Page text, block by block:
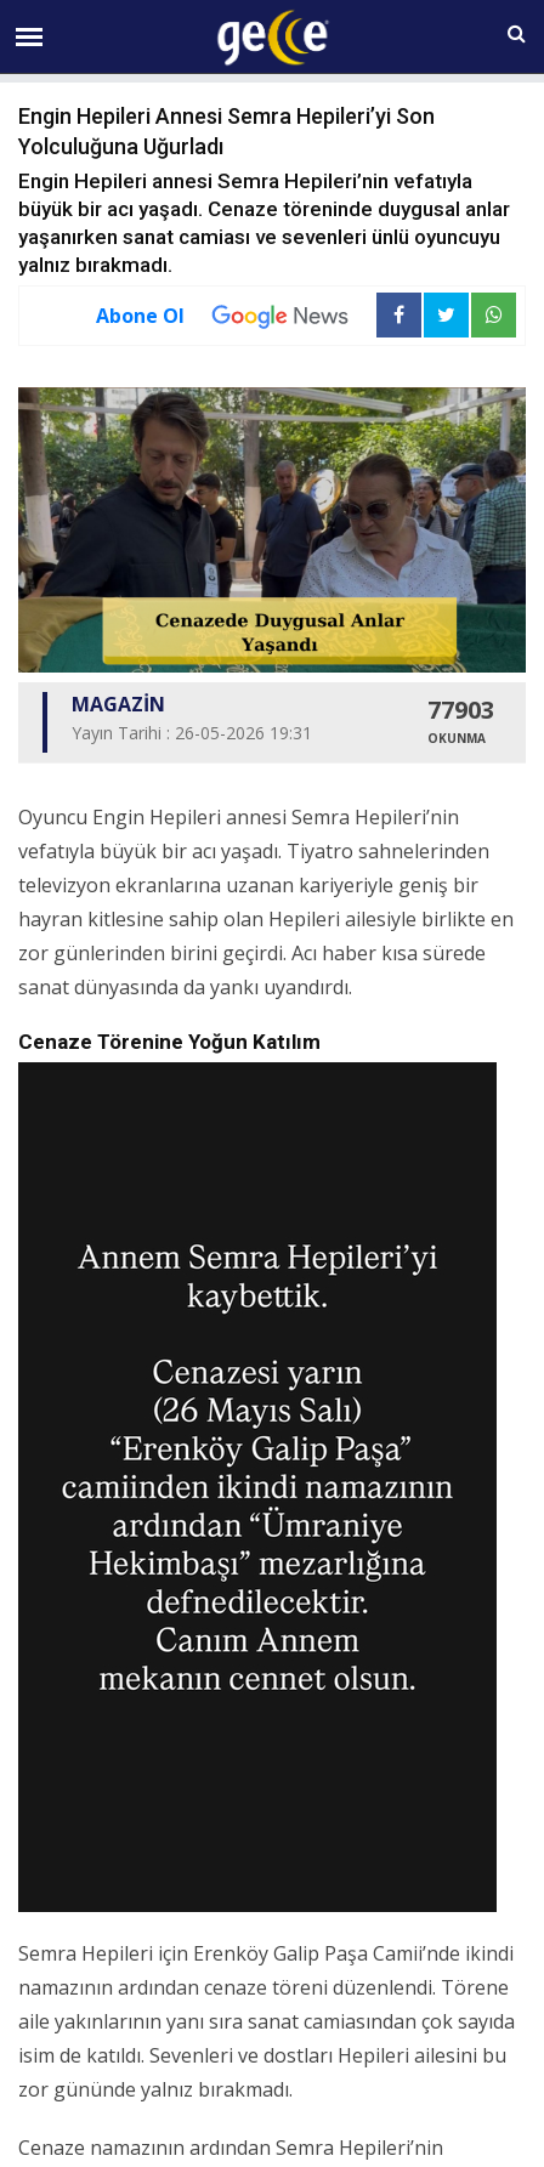
09 AĞUSTOS Pazar 14:59
Engin Hepileri Annesi Semra Hepileri’yi Son
Yolculuğuna Uğurladı
Engin Hepileri annesi Semra Hepileri’nin vefatıyla
büyük bir acı yaşadı. Cenaze töreninde duygusal anlar
yaşanırken sanat camiası ve sevenleri ünlü oyuncuyu
yalnız bırakmadı.
Abone Ol
MAGAZİN
Yayın Tarihi : 26-05-2026 19:31
77903
OKUNMA
Oyuncu Engin Hepileri annesi Semra Hepileri’nin
vefatıyla büyük bir acı yaşadı. Tiyatro sahnelerinden
televizyon ekranlarına uzanan kariyeriyle geniş bir
hayran kitlesine sahip olan Hepileri ailesiyle birlikte en
zor günlerinden birini geçirdi. Acı haber kısa sürede
sanat dünyasında da yankı uyandırdı.
Cenaze Törenine Yoğun Katılım
Semra Hepileri için Erenköy Galip Paşa Camii’nde ikindi
namazının ardından cenaze töreni düzenlendi. Törene
aile yakınlarının yanı sıra sanat camiasından çok sayıda
isim de katıldı. Sevenleri ve dostları Hepileri ailesini bu
zor gününde yalnız bırakmadı.
Cenaze namazının ardından Semra Hepileri’nin